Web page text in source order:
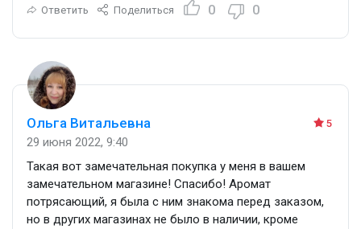
Ответить Поделиться 0 0
5
Ольга Витальевна
29 июня 2022, 9:40
Такая вот замечательная покупка у меня в вашем
замечательном магазине! Спасибо! Аромат
потрясающий, я была с ним знакома перед заказом,
но в других магазинах не было в наличии, кроме